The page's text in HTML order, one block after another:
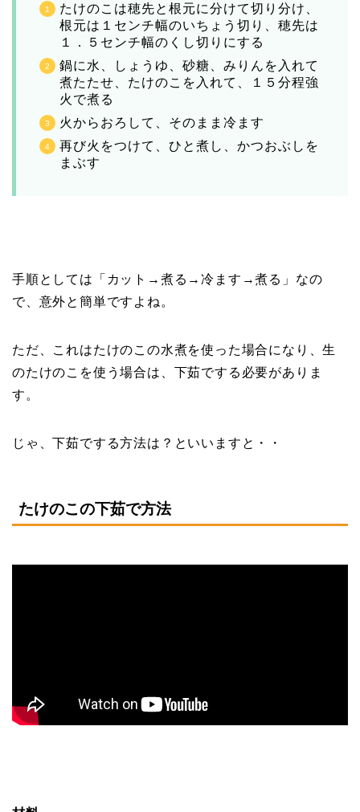
たけのこは穂先と根元に分けて切り分け、
根元は１センチ幅のいちょう切り、穂先は
１．５センチ幅のくし切りにする
鍋に水、しょうゆ、砂糖、みりんを入れて
煮たたせ、たけのこを入れて、１５分程強
火で煮る
火からおろして、そのまま冷ます
再び火をつけて、ひと煮し、かつおぶしを
まぶす
手順としては「カット→煮る→冷ます→煮る」なの
で、意外と簡単ですよね。
ただ、これはたけのこの水煮を使った場合になり、生
のたけのこを使う場合は、下茹でする必要がありま
す。
じゃ、下茹でする方法は？といいますと・・
たけのこの下茹で方法